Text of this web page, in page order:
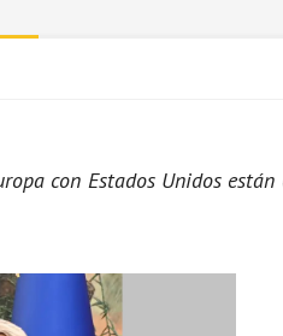
con Estados Unidos